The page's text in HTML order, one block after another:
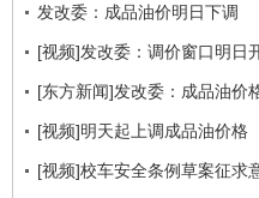
发改委：成品油价明日下调
[视频]发改委：调价窗口明日
[东方新闻]发改委：成品油价
[视频]明天起上调成品油价格
[视频]校车安全条例草案征求